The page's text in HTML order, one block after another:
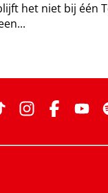
het niet bij één